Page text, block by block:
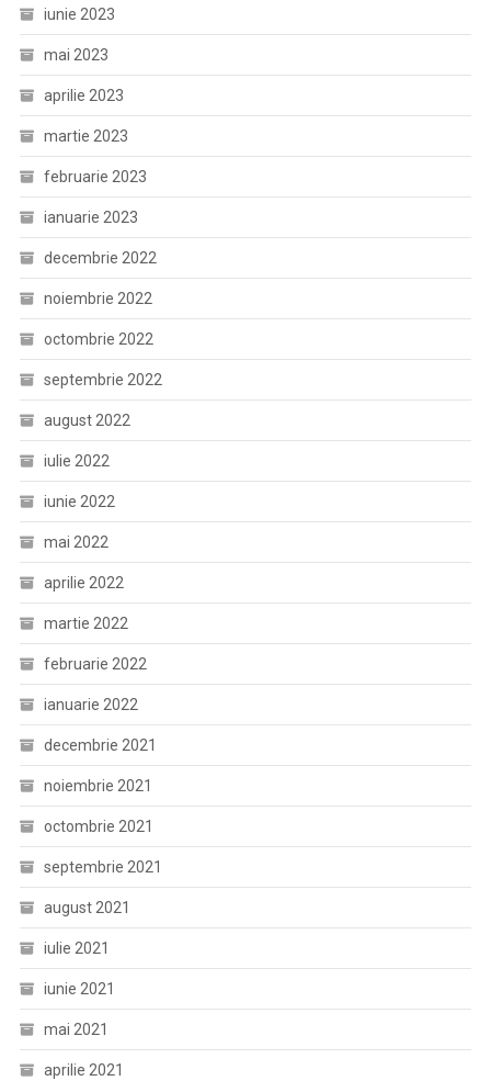
iunie 2023
mai 2023
aprilie 2023
martie 2023
februarie 2023
ianuarie 2023
decembrie 2022
noiembrie 2022
octombrie 2022
septembrie 2022
august 2022
iulie 2022
iunie 2022
mai 2022
aprilie 2022
martie 2022
februarie 2022
ianuarie 2022
decembrie 2021
noiembrie 2021
octombrie 2021
septembrie 2021
august 2021
iulie 2021
iunie 2021
mai 2021
aprilie 2021